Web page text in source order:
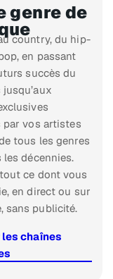
genre de
country, du hip-
en passant
succès du
par vos artistes
tous les genres
décennies.
ce dont vous
en direct ou sur
sans publicité.
chaînes